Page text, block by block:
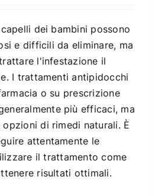
dei bambini possono
e difficili da eliminare, ma
l'infestazione il
I trattamenti antipidocchi
o su prescrizione
più efficaci, ma
opzioni di rimedi naturali. È
attentamente le
il trattamento come
risultati ottimali.